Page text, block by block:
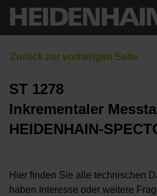
ST 1278
Inkrementaler
HEIDENHAIN-
Hier finden Sie alle technischen
haben Interesse oder weitere